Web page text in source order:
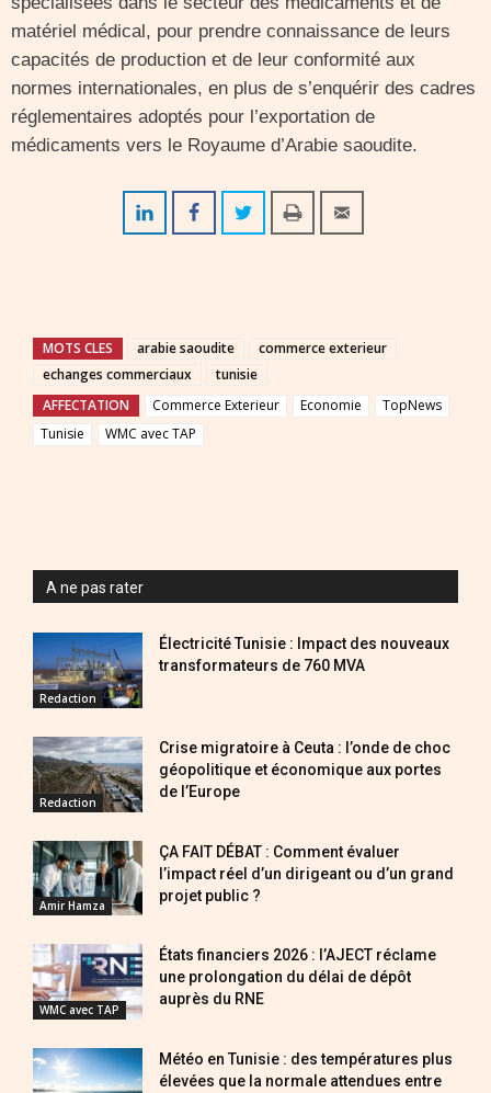
matériel médical, pour prendre connaissance de leurs
capacités de production et de leur conformité aux
normes internationales, en plus de s’enquérir des cadres
réglementaires adoptés pour l’exportation de
médicaments vers le Royaume d’Arabie saoudite.
MOTS CLES arabie saoudite
commerce exterieur
echanges commerciaux
tunisie
AFFECTATION
Commerce Exterieur Economie
TopNews
Tunisie
WMC avec TAP
A ne pas rater
Redaction
Électricité Tunisie : Impact des nouveaux
transformateurs de 760 MVA
Redaction
Crise migratoire à Ceuta : l’onde de choc
géopolitique et économique aux portes
de l’Europe
Amir Hamza
ÇA FAIT DÉBAT : Comment évaluer
l’impact réel d’un dirigeant ou d’un grand
projet public ?
WMC avec TAP
États financiers 2026 : l’AJECT réclame
une prolongation du délai de dépôt
auprès du RNE
Météo en Tunisie : des températures plus
élevées que la normale attendues entre